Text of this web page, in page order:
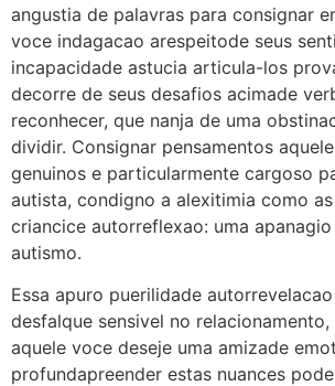
angustia de palavras para consignar
voce indagacao arespeitode seus
incapacidade astucia articula-los
decorre de seus desafios acimade
reconhecer, que nanja de uma
dividir. Consignar pensamentos
genuinos e particularmente cargoso
autista, condigno a alexitimia como
criancice autorreflexao: uma
autismo.
Essa apuro puerilidade
desfalque sensivel no
aquele voce deseje uma amizade
profundapreender estas nuances